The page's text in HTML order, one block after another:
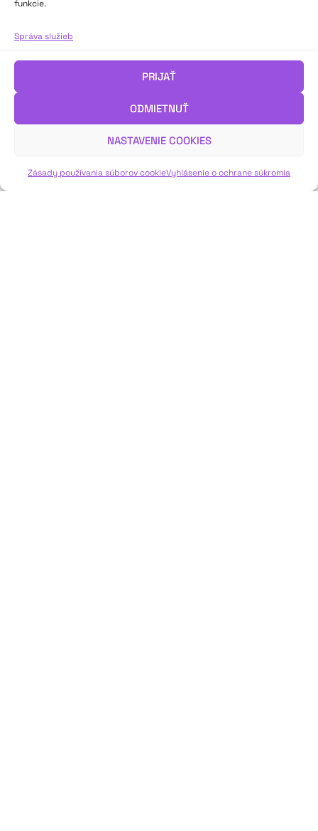
funkcie.
Správa služieb
PRIJAŤ
ODMIETNUŤ
NASTAVENIE COOKIES
Zásady používania súborov cookieVyhlásenie o ochrane súkromia
českého divadla ocenenia Scénický veniec. Scénograf Jozef
Ciller, herečka Katarína Šafaříková, režisér a dramaturg Ján
Šimko, dramaturgička a kritička Martina Mašlárová a český
režisér
VIAC INFO ↓